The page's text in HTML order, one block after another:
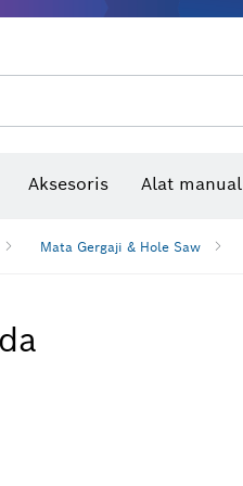
Aksesoris Alat manual
Mata Gergaji & Hole Saw